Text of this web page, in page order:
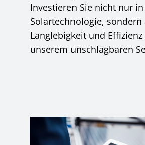
Investieren Sie nicht nur in
Solartechnologie,
Langlebigkeit und
unserem unschlagbaren